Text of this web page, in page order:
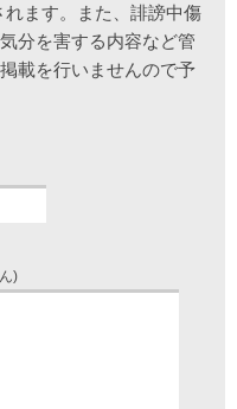
ます。また、誹謗中傷
分を害する内容など管
載を行いませんので予
)